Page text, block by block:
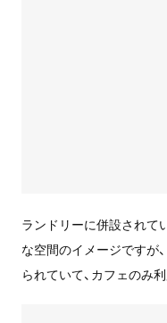
ランドリーに併設されて
な空間のイメージですが
られていて、カフェのみ